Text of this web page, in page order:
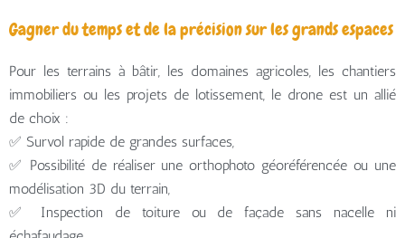
Gagner du temps et de la précision sur les grands espaces
Pour les terrains à bâtir, les domaines agricoles, les chantiers
immobiliers ou les projets de lotissement, le drone est un allié
de choix :
✅ Survol rapide de grandes surfaces,
✅ Possibilité de réaliser une orthophoto géoréférencée ou une
modélisation 3D du terrain,
✅ Inspection de toiture ou de façade sans nacelle ni